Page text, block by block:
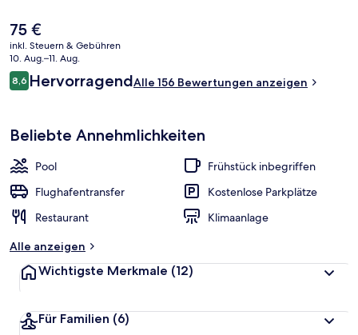
Der
aktuelle
Preis
beträgt
75 €.
75 €
inkl. Steuern & Gebühren
10. Aug.–11. Aug.
Bewertungen
8,68,6 von 10.
HervorragendAlle 156 Bewertungen anzeigen
Beliebte Annehmlichkeiten
Pool
Frühstück inbegriffen
Flughafentransfer
Kostenlose Parkplätze
Restaurant
Klimaanlage
Alle anzeigen
Wichtigste Merkmale (12)
Für Familien (6)